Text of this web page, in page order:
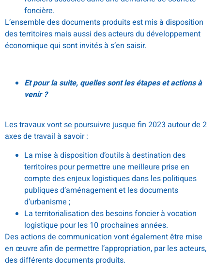
foncière.
L’ensemble des documents produits est mis à disposition
des territoires mais aussi des acteurs du développement
économique qui sont invités à s’en saisir.
Et pour la suite, quelles sont les étapes et actions à
venir ?
Les travaux vont se poursuivre jusque fin 2023 autour de 2
axes de travail à savoir :
La mise à disposition d’outils à destination des
territoires pour permettre une meilleure prise en
compte des enjeux logistiques dans les politiques
publiques d’aménagement et les documents
d’urbanisme ;
La territorialisation des besoins foncier à vocation
logistique pour les 10 prochaines années.
Des actions de communication vont également être mise
en œuvre afin de permettre l’appropriation, par les acteurs,
des différents documents produits.